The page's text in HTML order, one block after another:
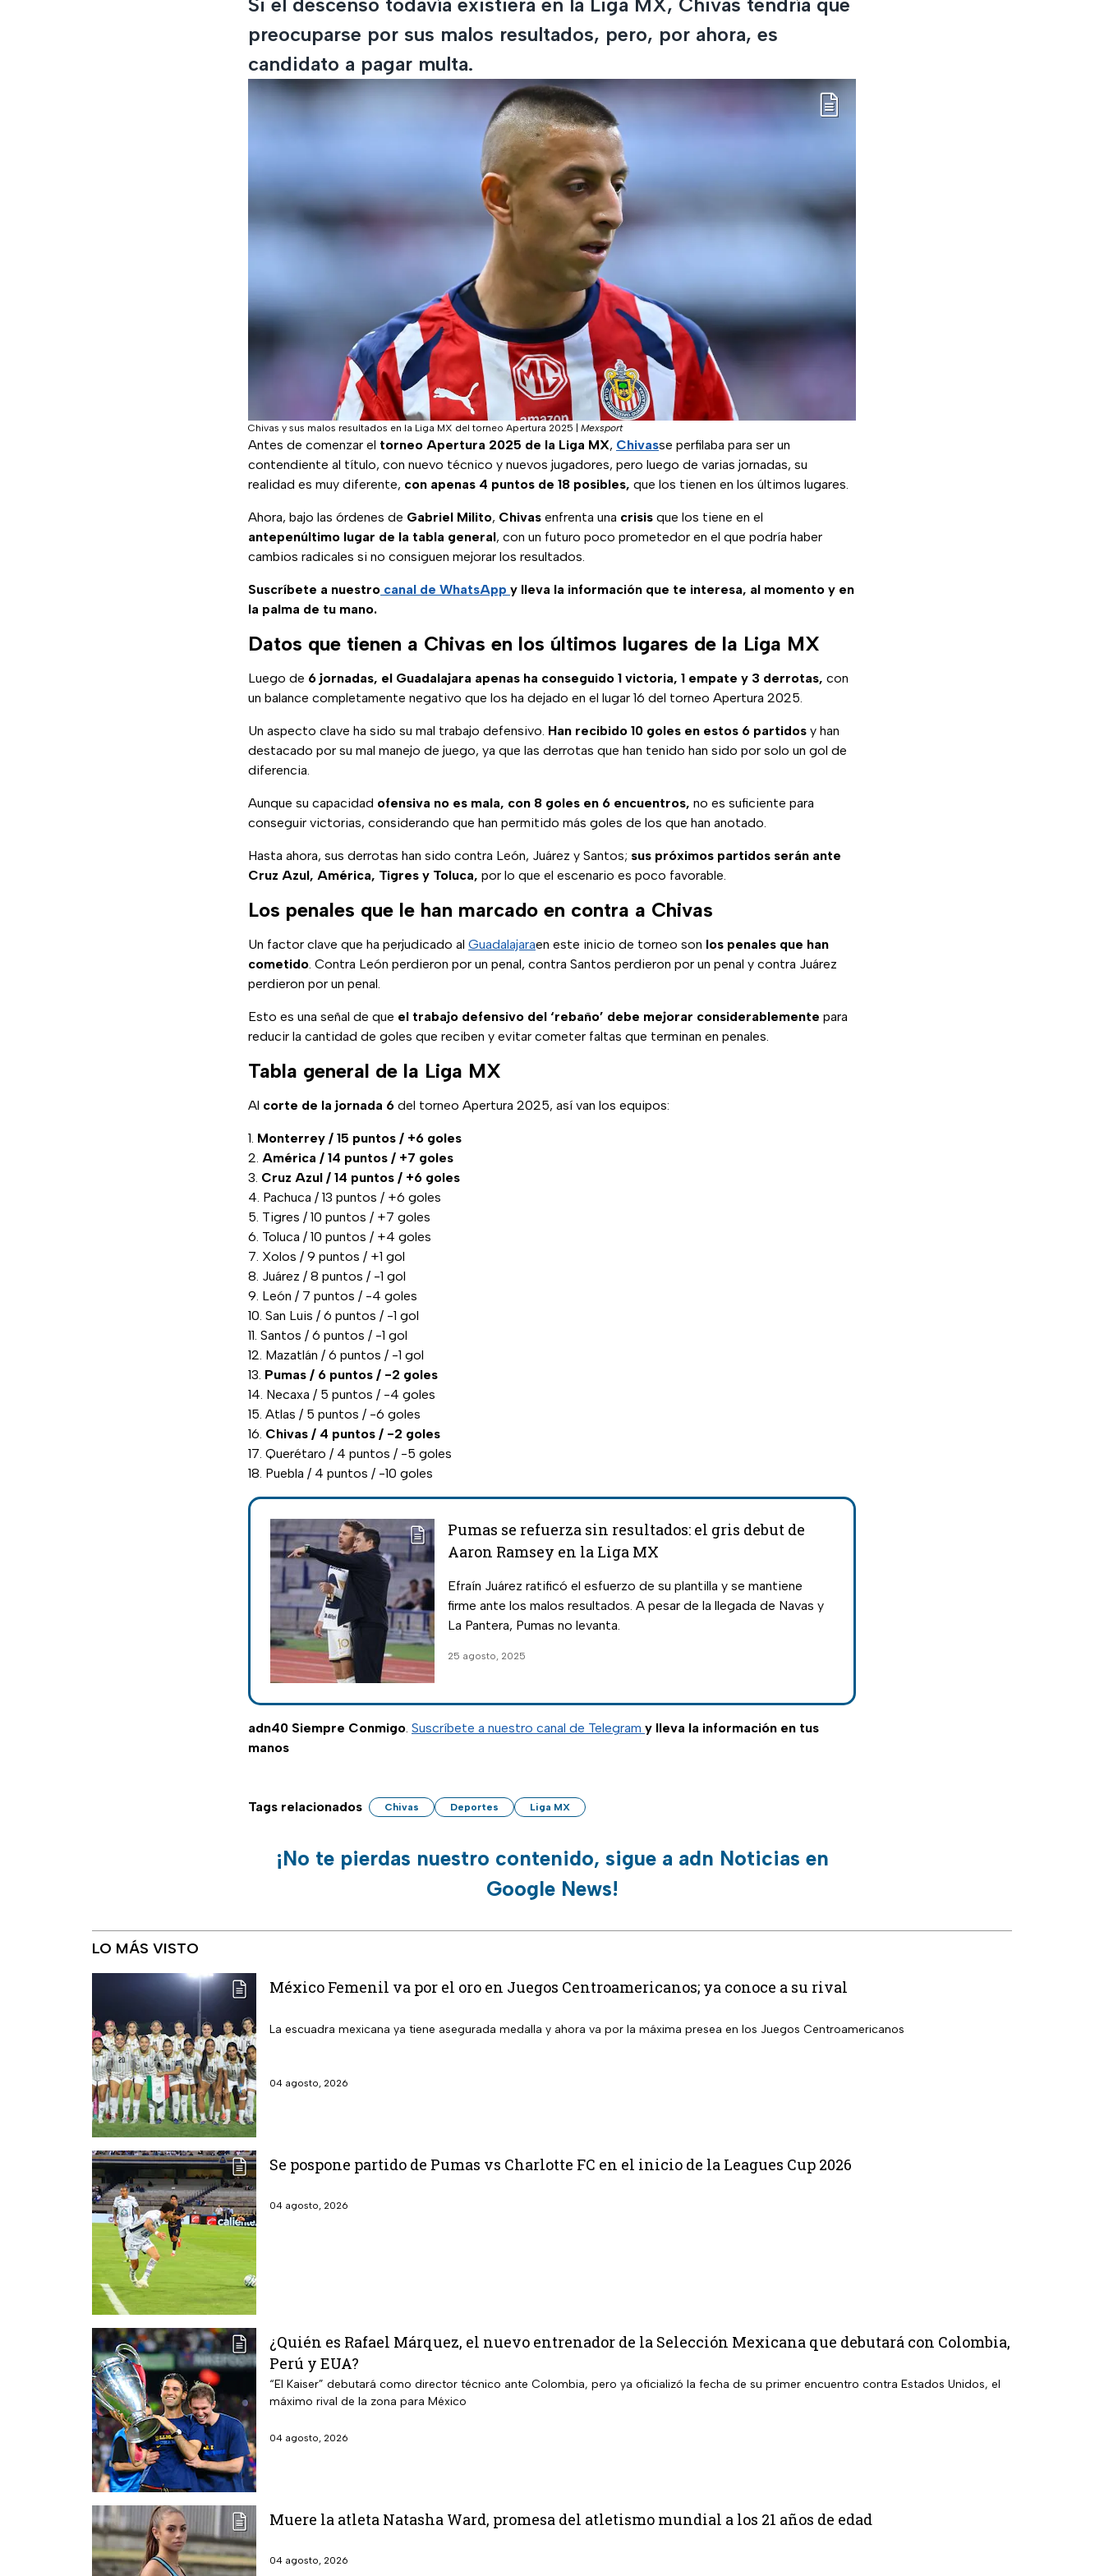
preocuparse por sus malos resultados, pero, por ahora, es
candidato a pagar multa.
Chivas y sus malos resultados en la Liga MX del torneo Apertura 2025 Mexsport
Antes de comenzar el torneo Apertura 2025 de la Liga MX, Chivasse perfilaba para ser un
contendiente al título, con nuevo técnico y nuevos jugadores, pero luego de varias jornadas, su
realidad es muy diferente, con apenas 4 puntos de 18 posibles, que los tienen en los últimos lugares.
Ahora, bajo las órdenes de Gabriel Milito, Chivas enfrenta una crisis que los tiene en el
antepenúltimo lugar de la tabla general, con un futuro poco prometedor en el que podría haber
cambios radicales si no consiguen mejorar los resultados.
Suscríbete a nuestro canal de WhatsApp y lleva la información que te interesa, al momento y en
la palma de tu mano.
Datos que tienen a Chivas en los últimos lugares de la Liga MX
Luego de 6 jornadas, el Guadalajara apenas ha conseguido 1 victoria, 1 empate y 3 derrotas, con
un balance completamente negativo que los ha dejado en el lugar 16 del torneo Apertura 2025.
Un aspecto clave ha sido su mal trabajo defensivo. Han recibido 10 goles en estos 6 partidos y han
destacado por su mal manejo de juego, ya que las derrotas que han tenido han sido por solo un gol de
diferencia.
Aunque su capacidad ofensiva no es mala, con 8 goles en 6 encuentros, no es suficiente para
conseguir victorias, considerando que han permitido más goles de los que han anotado.
Hasta ahora, sus derrotas han sido contra León, Juárez y Santos; sus próximos partidos serán ante
Cruz Azul, América, Tigres y Toluca, por lo que el escenario es poco favorable.
Los penales que le han marcado en contra a Chivas
Un factor clave que ha perjudicado al Guadalajaraen este inicio de torneo son los penales que han
cometido. Contra León perdieron por un penal, contra Santos perdieron por un penal y contra Juárez
perdieron por un penal.
Esto es una señal de que el trabajo defensivo del ‘rebaño’ debe mejorar considerablemente para
reducir la cantidad de goles que reciben y evitar cometer faltas que terminan en penales.
Tabla general de la Liga MX
Al corte de la jornada 6 del torneo Apertura 2025, así van los equipos:
Monterrey / 15 puntos / +6 goles
América / 14 puntos / +7 goles
Cruz Azul / 14 puntos / +6 goles
Pachuca / 13 puntos / +6 goles
Tigres / 10 puntos / +7 goles
Toluca / 10 puntos / +4 goles
Xolos / 9 puntos / +1 gol
Juárez / 8 puntos / -1 gol
León / 7 puntos / -4 goles
San Luis / 6 puntos / -1 gol
Santos / 6 puntos / -1 gol
Mazatlán / 6 puntos / -1 gol
Pumas / 6 puntos / -2 goles
Necaxa / 5 puntos / -4 goles
Atlas / 5 puntos / -6 goles
Chivas / 4 puntos / -2 goles
Querétaro / 4 puntos / -5 goles
Puebla / 4 puntos / -10 goles
Pumas se refuerza sin resultados: el gris debut de
Aaron Ramsey en la Liga MX
Efraín Juárez ratificó el esfuerzo de su plantilla y se mantiene
firme ante los malos resultados. A pesar de la llegada de Navas y
La Pantera, Pumas no levanta.
25 agosto, 2025
adn40 Siempre Conmigo. Suscríbete a nuestro canal de Telegram y lleva la información en tus
manos
Tags relacionados Chivas Deportes Liga MX
¡No te pierdas nuestro contenido, sigue a adn Noticias en
Google News!
LO MÁS VISTO
México Femenil va por el oro en Juegos Centroamericanos; ya conoce a su rival
La escuadra mexicana ya tiene asegurada medalla y ahora va por la máxima presea en los Juegos Centroamericanos
04 agosto, 2026
Se pospone partido de Pumas vs Charlotte FC en el inicio de la Leagues Cup 2026
04 agosto, 2026
¿Quién es Rafael Márquez, el nuevo entrenador de la Selección Mexicana que debutará con Colombia,
Perú y EUA?
“El Kaiser” debutará como director técnico ante Colombia, pero ya oficializó la fecha de su primer encuentro contra Estados Unidos, el
máximo rival de la zona para México
04 agosto, 2026
Muere la atleta Natasha Ward, promesa del atletismo mundial a los 21 años de edad
04 agosto, 2026